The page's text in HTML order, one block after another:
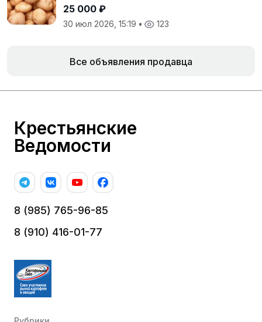
25 000 ₽
30 июл 2026, 15:19 • 123
Все объявления продавца
Крестьянские
Ведомости
8 (985) 765-96-85
8 (910) 416-01-77